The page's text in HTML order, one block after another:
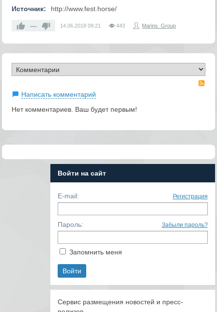
Источник: http://www.fest.horse/
— 14.06.2018 09:21 443 Marins_Group
Написать комментарий
Нет комментариев. Ваш будет первым!
Войти на сайт
E-mail: Регистрация
Пароль: Забыли пароль?
Запомнить меня
Сервис размещения новостей и пресс-